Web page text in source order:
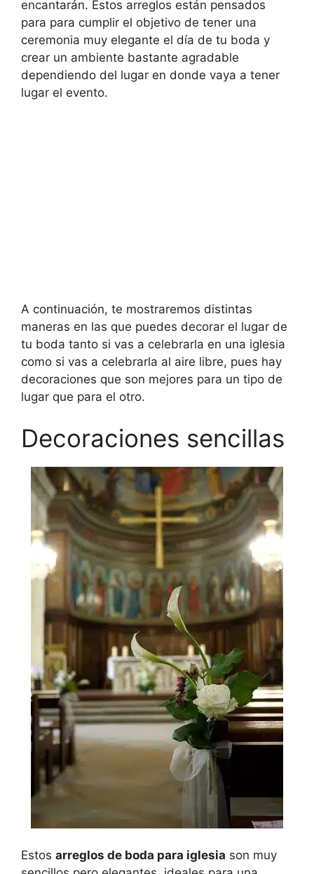
encantarán. Estos arreglos están pensados
para para cumplir el objetivo de tener una
ceremonia muy elegante el día de tu boda y
crear un ambiente bastante agradable
dependiendo del lugar en donde vaya a tener
lugar el evento.
A continuación, te mostraremos distintas
maneras en las que puedes decorar el lugar de
tu boda tanto si vas a celebrarla en una iglesia
como si vas a celebrarla al aire libre, pues hay
decoraciones que son mejores para un tipo de
lugar que para el otro.
Decoraciones sencillas
Estos arreglos de boda para iglesia son muy